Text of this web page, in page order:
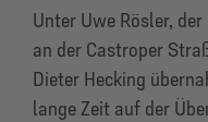
Unter Uwe Rösler,
an der Castroper
Dieter Hecking
lange Zeit auf der